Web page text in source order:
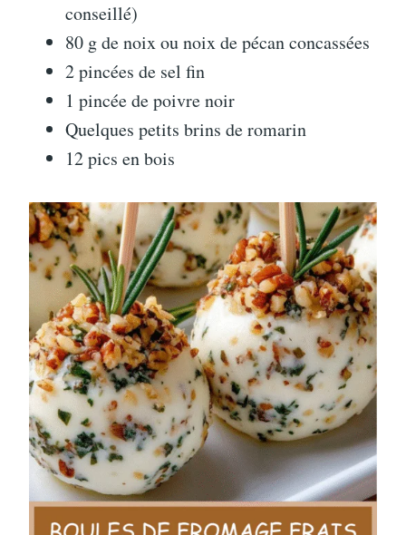
conseillé)
80 g de noix ou noix de pécan concassées
2 pincées de sel fin
1 pincée de poivre noir
Quelques petits brins de romarin
12 pics en bois